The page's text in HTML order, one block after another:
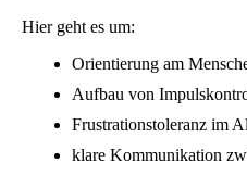
Hier geht es um:
Orientierung am
Aufbau von
Frustrationstoleranz im
klare Kommunikation